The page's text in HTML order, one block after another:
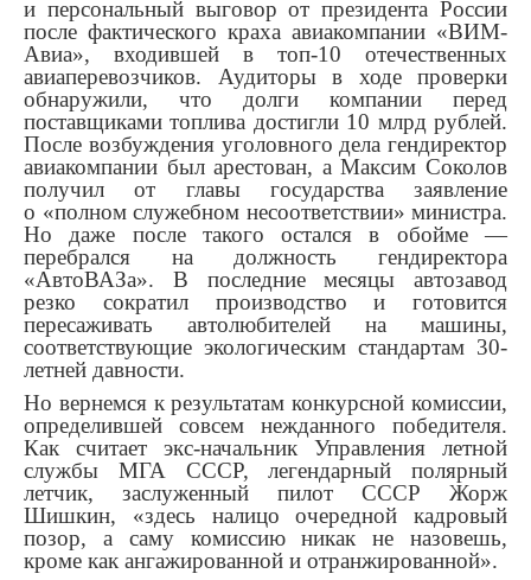
и персональный выговор от президента России
после фактического краха авиакомпании «ВИМ-
Авиа», входившей в топ-10 отечественных
авиаперевозчиков. Аудиторы в ходе проверки
обнаружили, что долги компании перед
поставщиками топлива достигли 10 млрд рублей.
После возбуждения уголовного дела гендиректор
авиакомпании был арестован, а Максим Соколов
получил от главы государства заявление
о «полном служебном несоответствии» министра.
Но даже после такого остался в обойме —
перебрался на должность гендиректора
«АвтоВАЗа». В последние месяцы автозавод
резко сократил производство и готовится
пересаживать автолюбителей на машины,
соответствующие экологическим стандартам 30-
летней давности.
Но вернемся к результатам конкурсной комиссии,
определившей совсем нежданного победителя.
Как считает экс-начальник Управления летной
службы МГА СССР, легендарный полярный
летчик, заслуженный пилот СССР Жорж
Шишкин, «здесь налицо очередной кадровый
позор, а саму комиссию никак не назовешь,
кроме как ангажированной и отранжированной».